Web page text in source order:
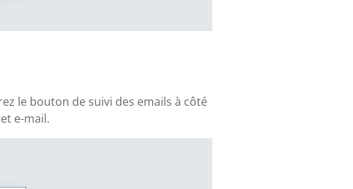
le bouton de suivi des emails à côté
e-mail.